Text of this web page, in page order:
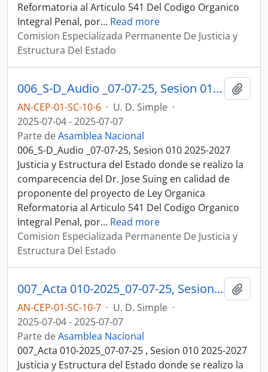
Reformatoria al Articulo 541 Del Codigo Organico
Integral Penal, por… Read more
Comision Especializada Permanente De Justicia y
Estructura Del Estado
006_S-D_Audio _07-07-25, Sesion 010 Justicia y Estructura del Estado
AN-CEP-01-SC-10-6 · U. D. Simple ·
2025-07-04 - 2025-07-07
Parte deAsamblea Nacional
006_S-D_Audio _07-07-25, Sesion 010 2025-2027
Justicia y Estructura del Estado donde se realizo la
comparecencia del Dr. Jose Suing en calidad de
proponente del proyecto de Ley Organica
Reformatoria al Articulo 541 Del Codigo Organico
Integral Penal, por… Read more
Comision Especializada Permanente De Justicia y
Estructura Del Estado
007_Acta 010-2025_07-07-25, Sesion 010 Justicia y Estructura del Estado
AN-CEP-01-SC-10-7 · U. D. Simple ·
2025-07-04 - 2025-07-07
Parte deAsamblea Nacional
007_Acta 010-2025_07-07-25 , Sesion 010 2025-2027
Justicia y Estructura del Estado donde se realizo la